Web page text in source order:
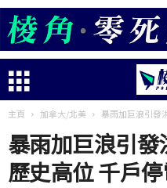
主頁 加拿大/北美 暴雨加巨浪引發
暴雨加巨浪引
歷史高位 千戶